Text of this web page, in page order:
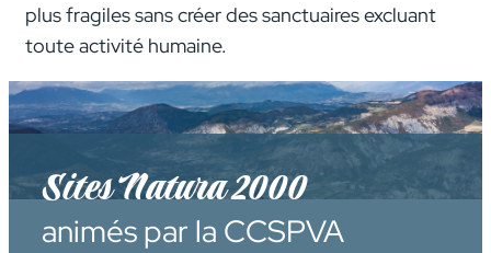
plus fragiles sans créer des sanctuaires excluant
toute activité humaine.
Sites Natura 2000
animés par la CCSPVA